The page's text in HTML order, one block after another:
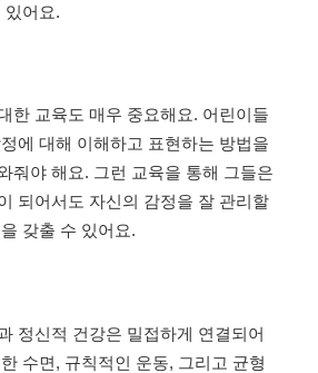
있어요.
한 교육도 매우 중요해요. 어린이들
에 대해 이해하고 표현하는 방법을
줘야 해요. 그런 교육을 통해 그들은
되어서도 자신의 감정을 잘 관리할
갖출 수 있어요.
정신적 건강은 밀접하게 연결되어
수면, 규칙적인 운동, 그리고 균형